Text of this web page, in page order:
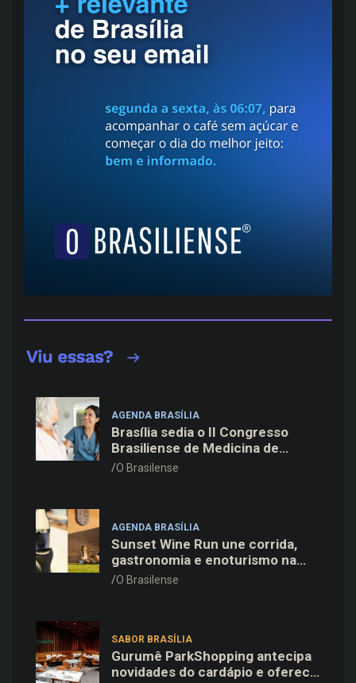
AGENDA BRASÍLIA
Brasília sedia o II Congresso
Brasiliense de Medicina de
Família e Comunidade na Fiocruz
O Brasilense
AGENDA BRASÍLIA
Sunset Wine Run une corrida,
gastronomia e enoturismo na
Vinícola Brasília
O Brasilense
SABOR BRASÍLIA
Gurumê ParkShopping antecipa
novidades do cardápio e oferece